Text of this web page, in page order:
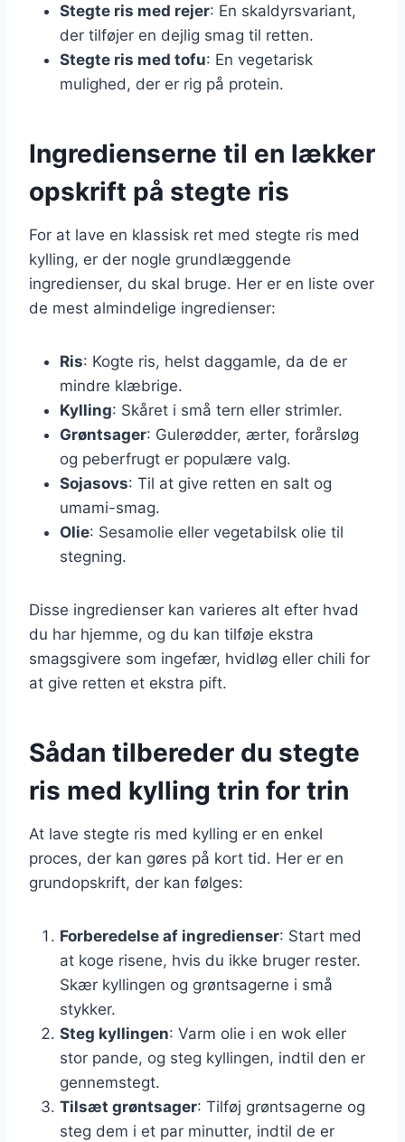
Stegte ris med rejer: En skaldyrsvariant,
der tilføjer en dejlig smag til retten.
Stegte ris med tofu: En vegetarisk
mulighed, der er rig på protein.
Ingredienserne til en lækker
opskrift på stegte ris
For at lave en klassisk ret med stegte ris med
kylling, er der nogle grundlæggende
ingredienser, du skal bruge. Her er en liste over
de mest almindelige ingredienser:
Ris: Kogte ris, helst daggamle, da de er
mindre klæbrige.
Kylling: Skåret i små tern eller strimler.
Grøntsager: Gulerødder, ærter, forårsløg
og peberfrugt er populære valg.
Sojasovs: Til at give retten en salt og
umami-smag.
Olie: Sesamolie eller vegetabilsk olie til
stegning.
Disse ingredienser kan varieres alt efter hvad
du har hjemme, og du kan tilføje ekstra
smagsgivere som ingefær, hvidløg eller chili for
at give retten et ekstra pift.
Sådan tilbereder du stegte
ris med kylling trin for trin
At lave stegte ris med kylling er en enkel
proces, der kan gøres på kort tid. Her er en
grundopskrift, der kan følges:
Forberedelse af ingredienser: Start med
at koge risene, hvis du ikke bruger rester.
Skær kyllingen og grøntsagerne i små
stykker.
Steg kyllingen: Varm olie i en wok eller
stor pande, og steg kyllingen, indtil den er
gennemstegt.
Tilsæt grøntsager: Tilføj grøntsagerne og
steg dem i et par minutter, indtil de er